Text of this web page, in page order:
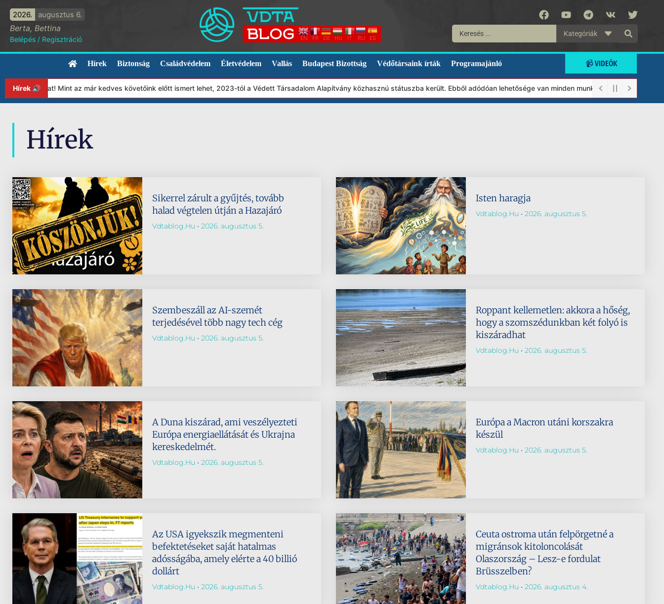
2026. augusztus 6.
Berta, Bettina
Belépés / Regisztráció EN FR DE HU IT RU ES
Kategóriák
Hírek Biztonság Családvédelem Életvédelem Vallás Budapest Bizottság Védőtársaink írták Programajánló 📹 VIDEÓK
Hírek 🔊Mint az már kedves követőink előtt ismert lehet, 2023-tól a Védett Társadalom Alapítvány közhasznú státuszba került. Ebből adódóan lehetősége van minden munkánkat segíteni
Hírek
Sikerrel zárult a gyűjtés, tovább
halad végtelen útján a Hazajáró
Vdtablog.hu 2026. augusztus 5.
Isten haragja
Vdtablog.hu 2026. augusztus 5.
Szembeszáll az AI-szemét
terjedésével több nagy tech cég
Vdtablog.hu 2026. augusztus 5.
Roppant kellemetlen: akkora a hőség,
hogy a szomszédunkban két folyó is
kiszáradhat
Vdtablog.hu 2026. augusztus 5.
A Duna kiszárad, ami veszélyezteti
Európa energiaellátását és Ukrajna
kereskedelmét.
Vdtablog.hu 2026. augusztus 5.
Európa a Macron utáni korszakra
készül
Vdtablog.hu 2026. augusztus 5.
Az USA igyekszik megmenteni
befektetéseket saját hatalmas
adósságába, amely elérte a 40 billió
dollárt
Vdtablog.hu 2026. augusztus 5.
Ceuta ostroma után felpörgetné a
migránsok kitoloncolását
Olaszország – Lesz-e fordulat
Brüsszelben?
Vdtablog.hu 2026. augusztus 4.